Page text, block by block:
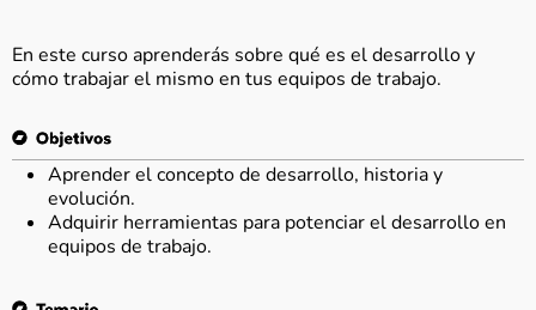
En este curso aprenderás sobre qué es el desarrollo y
cómo trabajar el mismo en tus equipos de trabajo.
Aprender el concepto de desarrollo, historia y
evolución.
Adquirir herramientas para potenciar el desarrollo en
equipos de trabajo.